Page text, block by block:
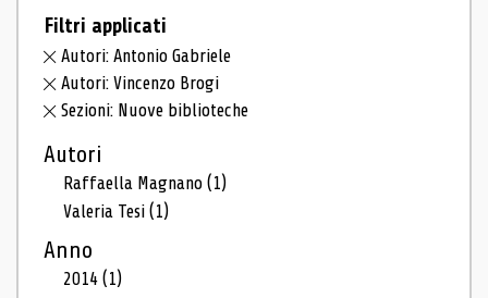
Filtri applicati
Autori: Antonio Gabriele
Autori: Vincenzo Brogi
Sezioni: Nuove biblioteche
Autori
Raffaella Magnano(1)
Valeria Tesi(1)
Anno
2014(1)